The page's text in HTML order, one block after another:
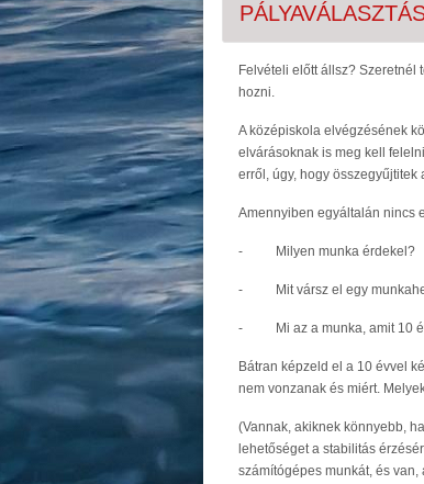
Felvételi előtt állsz?
hozni.
A középiskola elvégzésének
elvárásoknak is meg kell
erről, úgy, hogy
Amennyiben egyáltalán nincs
- Milyen munka érdekel?
- Mit vársz el egy
- Mi az a munka, amit 10 év
Bátran képzeld el a 10 évvel
nem vonzanak és miért.
(Vannak, akiknek könnyebb,
lehetőséget a stabilitás
számítógépes munkát, és